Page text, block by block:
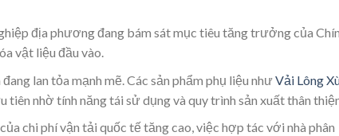
địa phương đang bám sát mục tiêu tăng trưởng của
vật liệu đầu vào.
lan tỏa mạnh mẽ. Các sản phẩm phụ liệu nhưVải Lông
tiên nhờ tính năng tái sử dụng và quy trình sản xuất thân
chi phí vận tải quốc tế tăng cao, việc hợp tác với nhà phân